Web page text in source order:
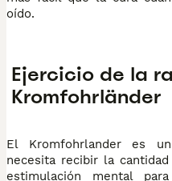
oído.
Ejercicio de la
Kromfohrländer
El Kromfohrlander es
necesita recibir la
estimulación mental